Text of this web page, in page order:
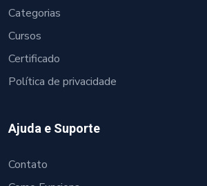
Categorias
Cursos
Certificado
Política de privacidade
Ajuda e Suporte
Contato